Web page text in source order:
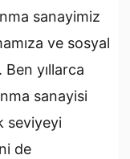
sanayimiz
ve sosyal
Ben yıllarca
sanayisi
seviyeyi
de